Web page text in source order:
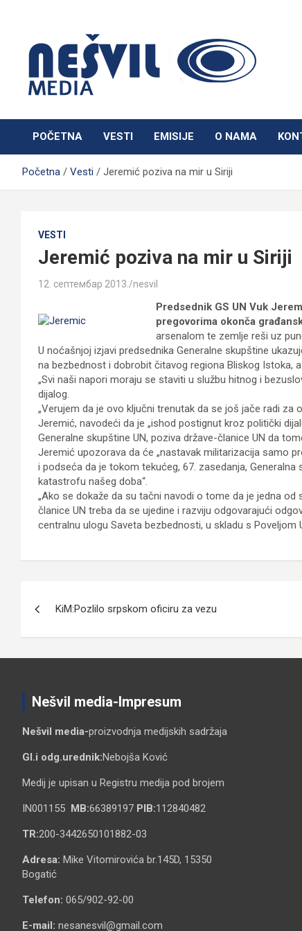
Nešvil Media Bogatić
POČETNA VESTI EMISIJE O NAMA
Početna Vesti Jeremić poziva na mir u Siriji
VESTI
Jeremić poziva na mir u Siriji
12. септембар 2013. nesvil
Predsednik GS UN Vuk
pregovorima okonča
arsenalom te zemlje reši uz
U noćašnjoj izjavi predsednika Generalne skupštine
na bezbednost i dobrobit čitavog regiona Bliskog Istoka,
„Svi naši napori moraju se staviti u službu hitnog i
dijalog.
„Verujem da je ovo ključni trenutak da se još jače radi za
Jeremić, navodeći da je „ishod postignut kroz politički
Generalne skupštine UN, poziva države-članice UN da
Jeremić upozorava da će „nastavak militarizacija samo
i podseća da je tokom tekućeg, 67. zasedanja,
katastrofu našeg doba“.
„Ako se dokaže da su tačni navodi o tome da je jedna
članice UN treba da se ujedine i razviju odgovarajući
centralnu ulogu Saveta bezbednosti, u skladu s Poveljom
KiM:Pozlilo srpskom oficiru za vezu
Nešvil media-Impresum
Nešvil media-proizvodnja medijskih sadržaja
Gl.i odg.urednik:Nebojša Ković
Medij je upisan u Registru medija pod brojem
IN001155 MB:66389197 PIB:112840482
TR:200-3442650101882-03
Adresa: Mike Vitomirovića br.145D, 15350
Bogatić
Telefon: 065/902-92-00
E-mail: nesanesvil@gmail.com